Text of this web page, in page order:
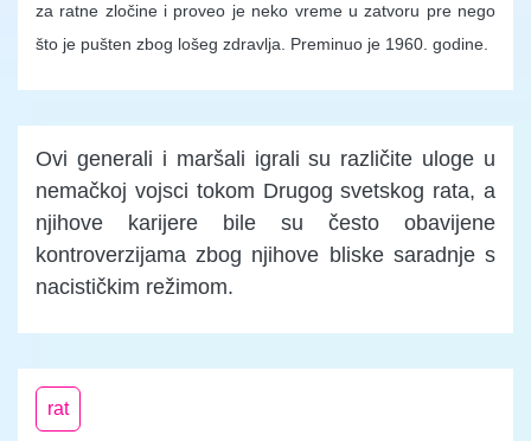
za ratne zločine i proveo je neko vreme u zatvoru pre nego
što je pušten zbog lošeg zdravlja. Preminuo je 1960. godine.
Ovi generali i maršali igrali su različite uloge u
nemačkoj vojsci tokom Drugog svetskog rata, a
njihove karijere bile su često obavijene
kontroverzijama zbog njihove bliske saradnje s
nacističkim režimom.
rat